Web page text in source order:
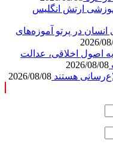
ارتش انگلیس
انسان در پرتو آموزه‌های
2026/
اصول اخلاقی، عدالت
2026/08/08
هستند 2026/08/08